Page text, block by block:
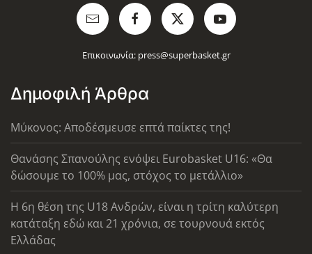
Επικοινωνία: press@superbasket.gr
Δημοφιλή Άρθρα
Μύκονος: Αποδέσμευσε επτά παίκτες της!
Θανάσης Σπανούλης ενόψει Eurobasket U16: «Θα
δώσουμε το 100% μας, στόχος το μετάλλιο»
Η 6η θέση της U18 Ανδρών, είναι η τρίτη καλύτερη
κατάταξη εδώ και 21 χρόνια, σε τουρνουά εκτός
Ελλάδας